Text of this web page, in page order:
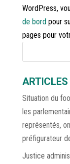
WordPress,
de bordpour
pages pour
Situation du
les
représentés,
préfigurateur
Justice